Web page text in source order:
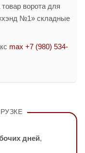
товар ворота для
№1» складные
max +7 (980) 534-
дней,